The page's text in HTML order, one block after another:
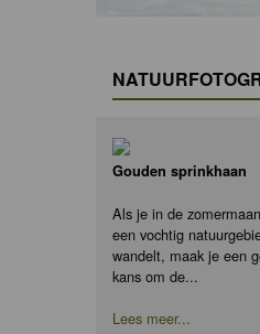
Gouden sprinkhaan
Als je in de
een vochtig
wandelt, maak je een
kans om de...
Lees meer...